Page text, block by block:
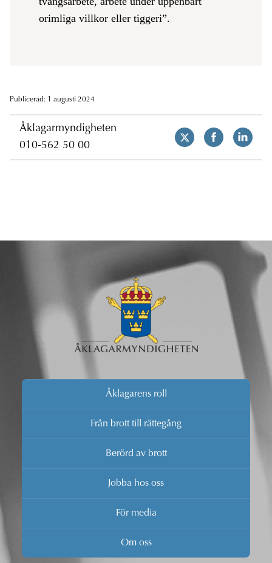
orimliga villkor eller tiggeri”.
Publicerad: 1 augusti 2024
Åklagarmyndigheten
010-562 50 00
Åklagarens roll
Från brott till rättegång
Berörd av brott
Jobba hos oss
För media
Om oss